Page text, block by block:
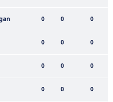
için İnternet
vasıtasıyla çeşitli kişisel
amacıyla
ve sizlere yönelik
0 0 0
0 0 0
0 0 0
0 0 0